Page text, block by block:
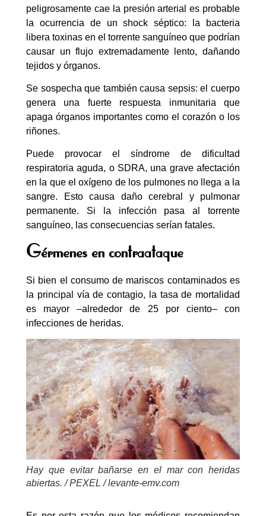
peligrosamente cae la presión arterial es probable
la ocurrencia de un shock séptico: la bacteria
libera toxinas en el torrente sanguíneo que podrían
causar un flujo extremadamente lento, dañando
tejidos y órganos.
Se sospecha que también causa sepsis: el cuerpo
genera una fuerte respuesta inmunitaria que
apaga órganos importantes como el corazón o los
riñones.
Puede provocar el síndrome de dificultad
respiratoria aguda, o SDRA, una grave afectación
en la que el oxígeno de los pulmones no llega a la
sangre. Esto causa daño cerebral y pulmonar
permanente. Si la infección pasa al torrente
sanguíneo, las consecuencias serían fatales.
Gérmenes en contraataque
Si bien el consumo de mariscos contaminados es
la principal vía de contagio, la tasa de mortalidad
es mayor –alrededor de 25 por ciento– con
infecciones de heridas.
Hay que evitar bañarse en el mar con heridas
abiertas. / PEXEL / levante-emv.com